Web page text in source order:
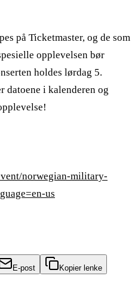
på Ticketmaster, og de som
opplevelsen bør
holdes lørdag 5.
datoene i kalenderen og
norwegian-military-
us
E-post Kopier lenke